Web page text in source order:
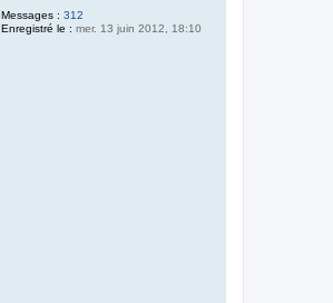
Messages : 312
Enregistré le : mer. 13 juin 2012, 18:10